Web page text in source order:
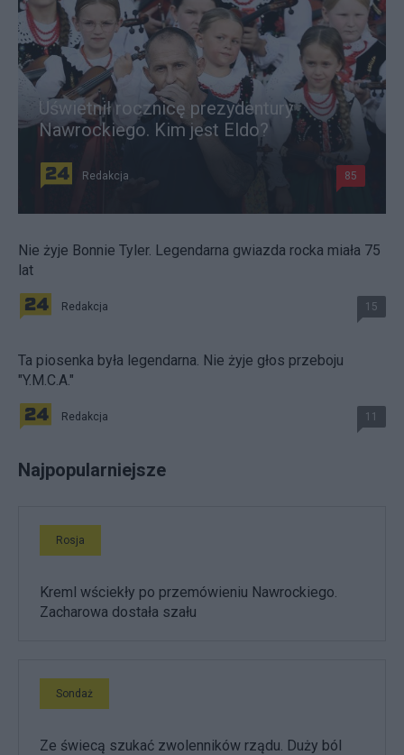
Uświetnił rocznicę prezydentury
Nawrockiego. Kim jest Eldo?
Redakcja 85
Nie żyje Bonnie Tyler. Legendarna gwiazda rocka miała 75
lat
Redakcja 15
Ta piosenka była legendarna. Nie żyje głos przeboju
"Y.M.C.A."
Redakcja 11
Najpopularniejsze
Rosja
Kreml wściekły po przemówieniu Nawrockiego.
Zacharowa dostała szału
Sondaż
Ze świecą szukać zwolenników rządu. Duży ból